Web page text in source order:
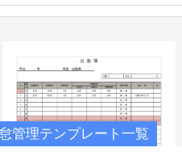
管理テンプレート一覧